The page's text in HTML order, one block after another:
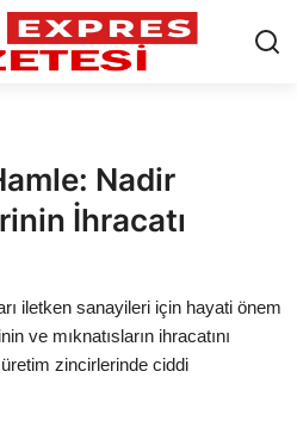
Nadir
İhracatı
iletken sanayileri için hayati önem
ve mıknatısların ihracatını
zincirlerinde ciddi